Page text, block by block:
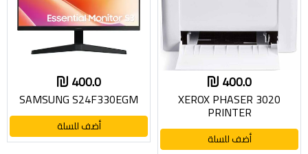
400.0
XEROX PHASER 3020
PRINTER
أضف للسلة
400.0
SAMSUNG S24F330EGM
أضف للسلة